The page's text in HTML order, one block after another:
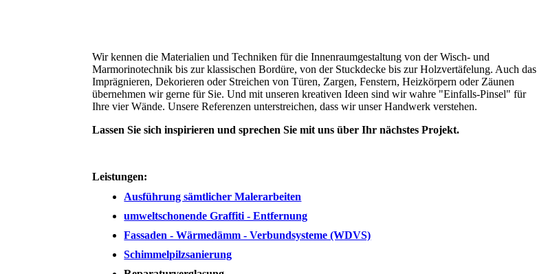
Wir kennen die Materialien und Techniken für die Innenraumgestaltung von der Wisch- und
Marmorinotechnik bis zur klassischen Bordüre, von der Stuckdecke bis zur Holzvertäfelung. Auch das
Imprägnieren, Dekorieren oder Streichen von Türen, Zargen, Fenstern, Heizkörpern oder Zäunen
übernehmen wir gerne für Sie. Und mit unseren kreativen Ideen sind wir wahre "Einfalls-Pinsel" für
Ihre vier Wände. Unsere Referenzen unterstreichen, dass wir unser Handwerk verstehen.
Lassen Sie sich inspirieren und sprechen Sie mit uns über Ihr nächstes Projekt.
Leistungen:
Ausführung sämtlicher Malerarbeiten
umweltschonende Graffiti - Entfernung
Fassaden - Wärmedämm - Verbundsysteme (WDVS)
Schimmelpilzsanierung